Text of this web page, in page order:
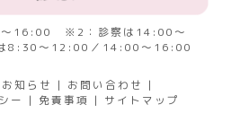
16:00 ※2：診察は14:00～
～12:00／14:00～16:00
お知らせ | お問い合わせ |
ー | 免責事項 | サイトマップ